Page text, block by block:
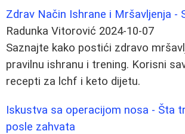
Zdrav Način Ishrane i Mršavljenja -
Radunka Vitorović 2024-10-07
Saznajte kako postići zdravo
pravilnu ishranu i trening. Korisni
recepti za lchf i keto dijetu.
Iskustva sa operacijom nosa - Šta
posle zahvata